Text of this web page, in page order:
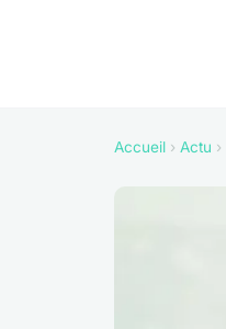
Accueil › Actu ›